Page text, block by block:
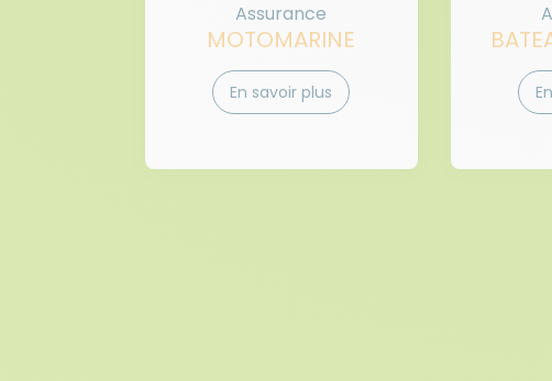
Assurance
MOTOMARINE
En savoir plus